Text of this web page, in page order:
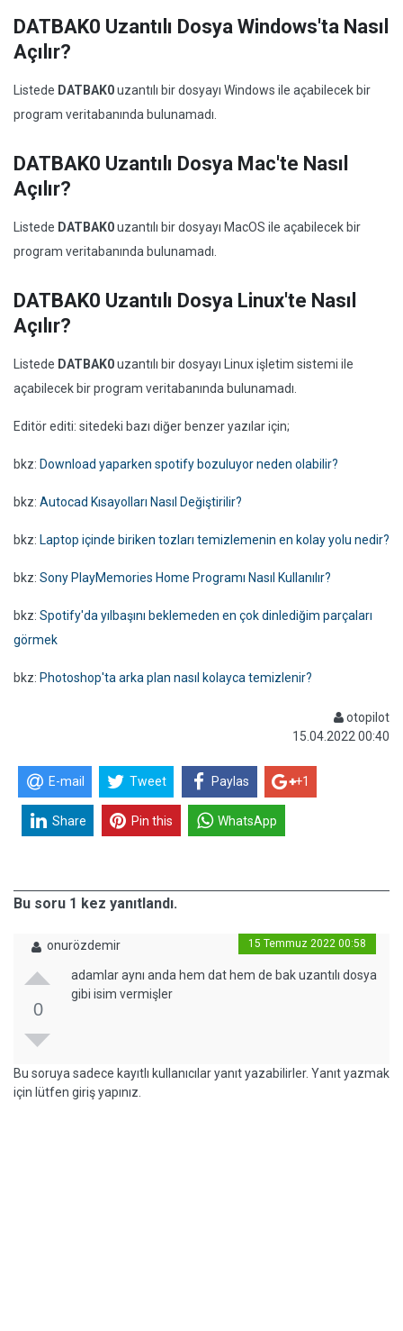
DATBAK0 Uzantılı Dosya Windows'ta Nasıl
Açılır?
Listede DATBAK0uzantılı bir dosyayı Windows ile açabilecek bir
program veritabanında bulunamadı.
DATBAK0 Uzantılı Dosya Mac'te Nasıl
Açılır?
Listede DATBAK0uzantılı bir dosyayı MacOS ile açabilecek bir
program veritabanında bulunamadı.
DATBAK0 Uzantılı Dosya Linux'te Nasıl
Açılır?
Listede DATBAK0uzantılı bir dosyayı Linux işletim sistemi ile
açabilecek bir program veritabanında bulunamadı.
Editör editi: sitedeki bazı diğer benzer yazılar için;
bkz: Download yaparken spotify bozuluyor neden olabilir?
bkz: Autocad Kısayolları Nasıl Değiştirilir?
bkz: Laptop içinde biriken tozları temizlemenin en kolay yolu nedir?
bkz: Sony PlayMemories Home Programı Nasıl Kullanılır?
bkz: Spotify'da yılbaşını beklemeden en çok dinlediğim parçaları
görmek
bkz: Photoshop'ta arka plan nasıl kolayca temizlenir?
otopilot
15.04.2022 00:40
E-mail Tweet Paylas +1
Share Pin this WhatsApp
Bu soru 1 kez yanıtlandı.
onurözdemir 15 Temmuz 2022 00:58
0
adamlar aynı anda hem dat hem de bak uzantılı dosya
gibi isim vermişler
Bu soruya sadece kayıtlı kullanıcılar yanıt yazabilirler. Yanıt yazmak
için lütfen giriş yapınız.